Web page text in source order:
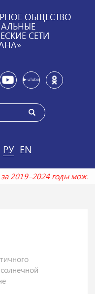
ОБЩЕСТВО
СЕТИ
РУ EN
2019–2024 годы